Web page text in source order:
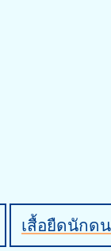
เสื้อยืดนักด